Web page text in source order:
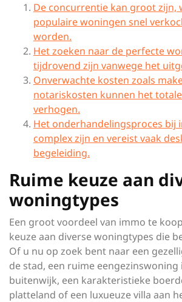
De concurrentie kan groot zijn,
populaire woningen snel
worden.
Het zoeken naar de perfecte
tijdrovend zijn vanwege het
Onverwachte kosten zoals
notariskosten kunnen het
verhogen.
Het onderhandelingsproces bij
complex zijn en vereist vaak
begeleiding.
Ruime keuze aan
woningtypes
Een groot voordeel van immo te
keuze aan diverse woningtypes die
Of u nu op zoek bent naar een
de stad, een ruime
buitenwijk, een karakteristieke
platteland of een luxueuze villa aan